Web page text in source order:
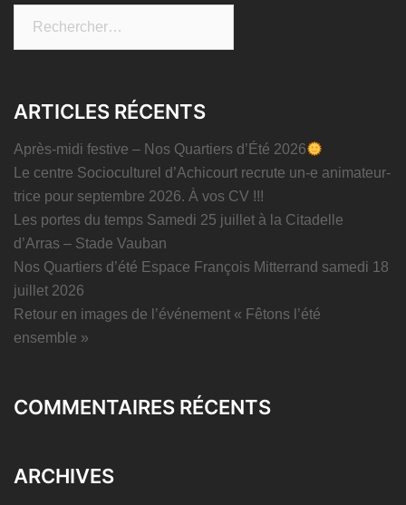
ARTICLES RÉCENTS
Après-midi festive – Nos Quartiers d’Été 2026
Le centre Socioculturel d’Achicourt recrute un-e animateur-
trice pour septembre 2026. À vos CV !!!
Les portes du temps Samedi 25 juillet à la Citadelle
d’Arras – Stade Vauban
Nos Quartiers d’été Espace François Mitterrand samedi 18
juillet 2026
Retour en images de l’événement « Fêtons l’été
ensemble »
COMMENTAIRES RÉCENTS
ARCHIVES